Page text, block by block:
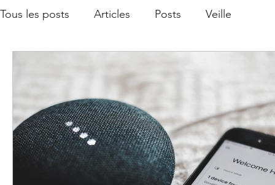
Tous les posts Articles Posts Veille